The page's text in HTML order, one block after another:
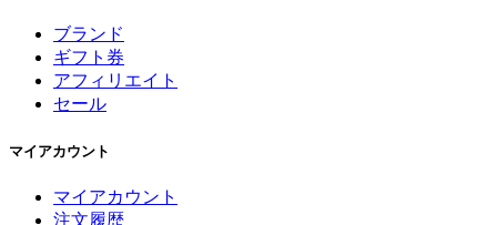
ブランド
ギフト券
アフィリエイト
セール
マイアカウント
マイアカウント
注文履歴